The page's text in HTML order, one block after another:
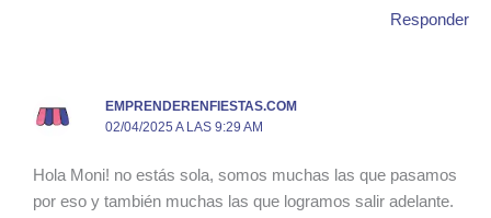
Responder
EMPRENDERENFIESTAS.COM
02/04/2025 A LAS 9:29 AM
Hola Moni! no estás sola, somos muchas las que pasamos
por eso y también muchas las que logramos salir adelante.